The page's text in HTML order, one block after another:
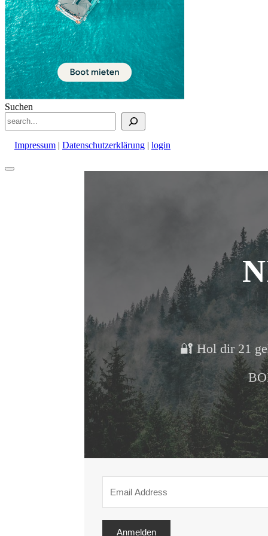
Suchen
Impressum | Datenschutzerklärung | login
Nach
🔐 Hol dir 21
Anmelden